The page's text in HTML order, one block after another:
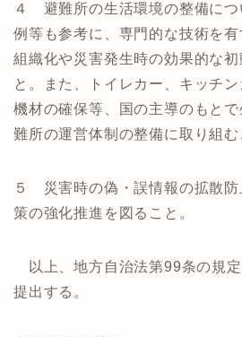
４ 避難所の生活環境の整備につ
例等も参考に、専門的な技術を
組織化や災害発生時の効果的な初
と。また、トイレカー、キッチ
機材の確保等、国の主導のもと
難所の運営体制の整備に取り組む
５ 災害時の偽・誤情報の拡散防
策の強化推進を図ること。
以上、地方自治法第99条の規
提出する。